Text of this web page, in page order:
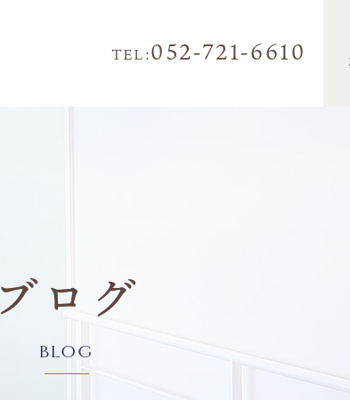
TEL:052-721-6610
ブログ
BLOG